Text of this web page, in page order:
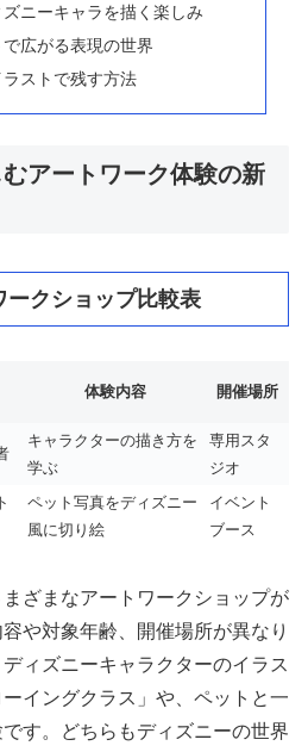
ニーキャラを描く楽しみ
広がる表現の世界
ストで残す方法
アートワーク体験の新
ークショップ比較表
体験内容 開催場所
キャラクターの描き方を
学ぶ
専用スタ
ジオ
ペット写真をディズニー
風に切り絵
イベント
ブース
ざまなアートワークショップが
や対象年齢、開催場所が異なり
ィズニーキャラクターのイラス
イングクラス」や、ペットと一
す。どちらもディズニーの世界